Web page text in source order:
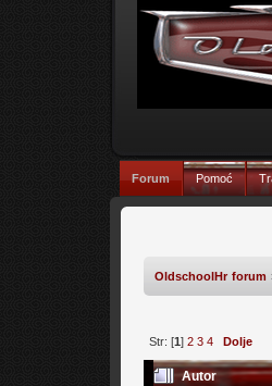
Forum Pomoć
OldschoolHr forum
Str: [1]2 3 4 Dolje
Autor